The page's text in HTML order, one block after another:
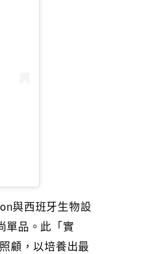
與西班牙生物設
單品。此「實
顧，以培養出最